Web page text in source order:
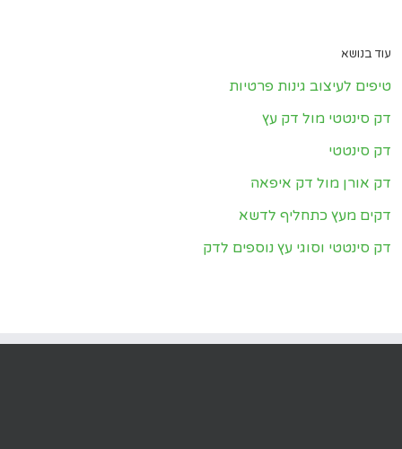
עוד בנושא
טיפים לעיצוב גינות פרטיות
דק סינטטי מול דק עץ
דק סינטטי
דק אורן מול דק איפאה
דקים מעץ כתחליף לדשא
דק סינטטי וסוגי עץ נוספים לדק